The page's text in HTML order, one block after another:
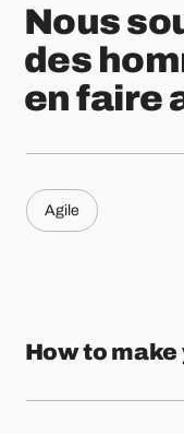
Nous
des
en faire
Agile
How to